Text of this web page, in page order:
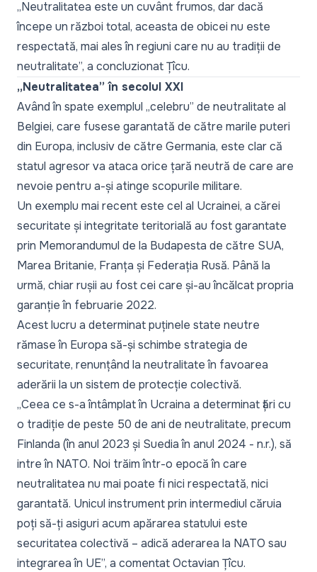
„Neutralitatea este un cuvânt frumos, dar dacă
începe un război total, aceasta de obicei nu este
respectată, mai ales în regiuni care nu au tradiții de
neutralitate”, a concluzionat Țîcu.
„Neutralitatea” în secolul XXI
Având în spate exemplul „celebru” de neutralitate al
Belgiei, care fusese garantată de către marile puteri
din Europa, inclusiv de către Germania, este clar că
statul agresor va ataca orice țară neutră de care are
nevoie pentru a-și atinge scopurile militare.
Un exemplu mai recent este cel al Ucrainei, a cărei
securitate și integritate teritorială au fost garantate
prin Memorandumul de la Budapesta de către SUA,
Marea Britanie, Franța și Federația Rusă. Până la
urmă, chiar rușii au fost cei care și-au încălcat propria
garanție în februarie 2022.
Acest lucru a determinat puținele state neutre
rămase în Europa să-și schimbe strategia de
securitate, renunțând la neutralitate în favoarea
aderării la un sistem de protecție colectivă.
„Ceea ce s-a întâmplat în Ucraina a determinat țări cu
o tradiție de peste 50 de ani de neutralitate, precum
Finlanda (în anul 2023 și Suedia în anul 2024 - n.r.), să
intre în NATO. Noi trăim într-o epocă în care
neutralitatea nu mai poate fi nici respectată, nici
garantată. Unicul instrument prin intermediul căruia
poți să-ți asiguri acum apărarea statului este
securitatea colectivă – adică aderarea la NATO sau
integrarea în UE”, a comentat Octavian Țîcu.